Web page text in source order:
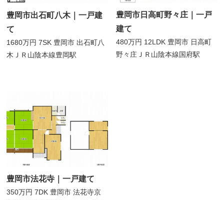
豊岡市出石町八木｜一戸建
て
1680万円7SK 豊岡市 出石町八
木 ＪＲ山陰本線豊岡駅
豊岡市日高町野々庄｜一戸
建て
480万円 12LDK 豊岡市 日高町
野々庄 ＪＲ山陰本線国府駅
豊岡市法花寺｜一戸建て
350万円7DK 豊岡市 法花寺京